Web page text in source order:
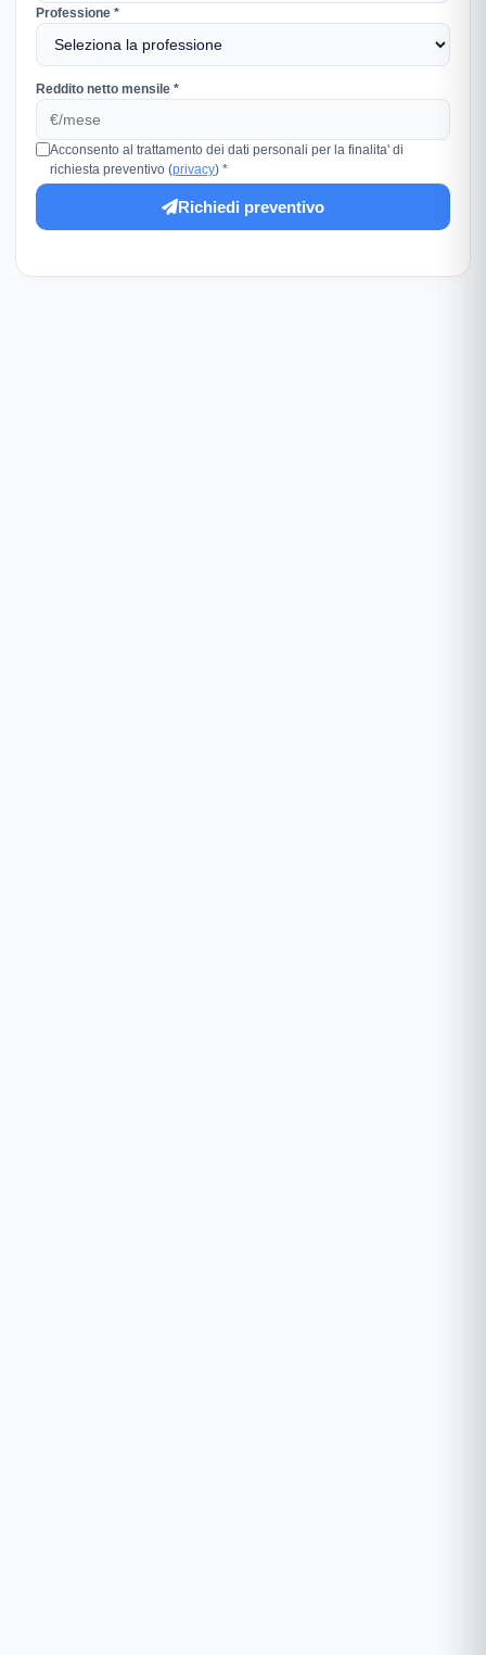
Professione *
Reddito netto mensile *
Acconsento al trattamento dei dati personali per la finalita' di
richiesta preventivo (privacy) *
Richiedi preventivo